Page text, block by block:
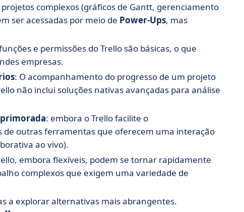
complexos (gráficos de Gantt, gerenciamento
ser acessadas por meio de Power-Ups, mas
e permissões do Trello são básicas, o que
empresas.
: O acompanhamento do progresso de um projeto
não inclui soluções nativas avançadas para análise
: embora o Trello facilite o
outras ferramentas que oferecem uma interação
ao vivo).
embora flexíveis, podem se tornar rapidamente
complexos que exigem uma variedade de
a explorar alternativas mais abrangentes.